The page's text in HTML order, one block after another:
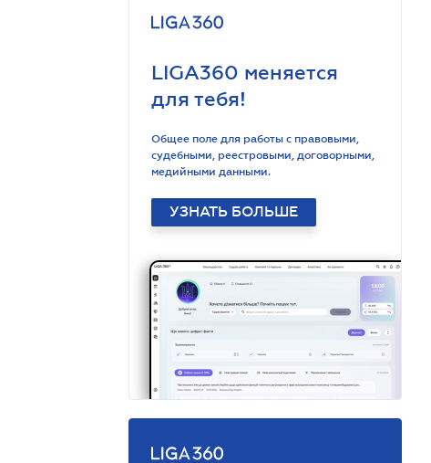
LIGA360 меняется
для тебя!
Общее поле для работы с правовыми,
судебными, реестровыми, договорными,
медийными данными.
УЗНАТЬ БОЛЬШЕ